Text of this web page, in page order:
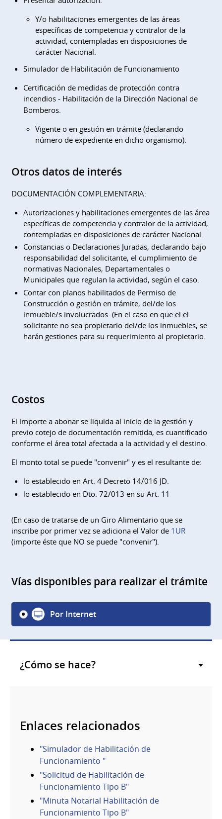
Y/o habilitaciones emergentes de las áreas
específicas de competencia y contralor de la
actividad, contempladas en disposiciones de
carácter Nacional.
Simulador de Habilitación de Funcionamiento
Certificación de medidas de protección contra
incendios - Habilitación de la Dirección Nacional de
Bomberos.
Vigente o en gestión en trámite (declarando
número de expediente en dicho organismo).
Otros datos de interés
DOCUMENTACIÓN COMPLEMENTARIA:
Autorizaciones y habilitaciones emergentes de las área
específicas de competencia y contralor de la actividad,
contempladas en disposiciones de carácter Nacional.
Constancias o Declaraciones Juradas, declarando bajo
responsabilidad del solicitante, el cumplimiento de
normativas Nacionales, Departamentales o
Municipales que regulan la actividad, según el caso.
Contar con planos habilitados de Permiso de
Construcción o gestión en trámite, del/de los
inmueble/s involucrados. (En el caso en que el el
solicitante no sea propietario del/de los inmuebles, se
harán gestiones para su requerimiento al propietario.
Costos
El importe a abonar se liquida al inicio de la gestión y
previo cotejo de documentación remitida, es cuantificado
conforme el área total afectada a la actividad y el destino.
El monto total se puede "convenir" y es el resultante de:
lo establecido en Art. 4 Decreto 14/016 JD.
lo establecido en Dto. 72/013 en su Art. 11
(En caso de tratarse de un Giro Alimentario que se
inscribe por primer vez se adiciona el Valor de 1UR
(importe éste que NO se puede "convenir").
Vías disponibles para realizar el trámite
Por Internet
¿Cómo se hace?
Enlaces relacionados
"Simulador de Habilitación de
Funcionamiento "
"Solicitud de Habilitación de
Funcionamiento Tipo B"
"Minuta Notarial Habilitación de
Funcionamiento Tipo B"